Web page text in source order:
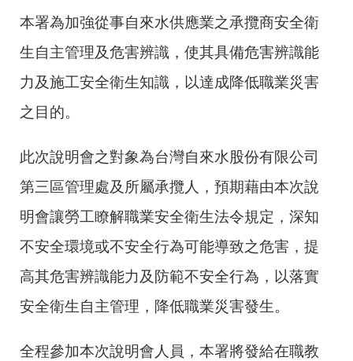
本署為加強從事自來水供應業之承攬商安全衛
生自主管理及危害辨識，使其具備危害辨識能
力及施工安全衛生知識，以達成降低職業災害
之目的。
此次說明會之對象為台灣自來水股份有限公司
第三區管理處及所屬承攬人，預期藉由本次說
明會讓勞工瞭解職業安全衛生法令規定，深知
不安全環境或不安全行為可能導致之危害，提
高其危害辨識能力及防範不安全行為，以落實
安全衛生自主管理，降低職業災害發生。
全程參加本次說明會人員，本署將發給在職教